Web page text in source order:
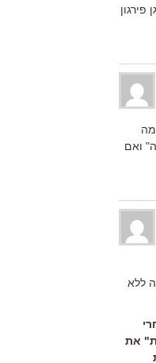
ואם
ללא
את